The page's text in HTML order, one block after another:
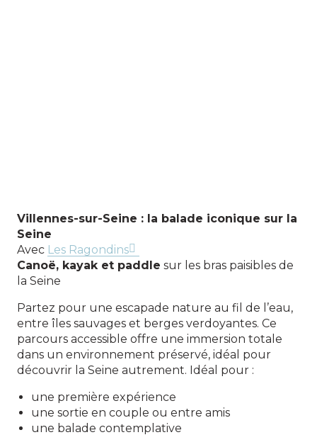
Villennes-sur-Seine : la balade iconique sur la
Seine
Avec Les Ragondins
Canoë, kayak et paddle sur les bras paisibles de
la Seine
Partez pour une escapade nature au fil de l’eau,
entre îles sauvages et berges verdoyantes. Ce
parcours accessible offre une immersion totale
dans un environnement préservé, idéal pour
découvrir la Seine autrement. Idéal pour :
une première expérience
une sortie en couple ou entre amis
une balade contemplative